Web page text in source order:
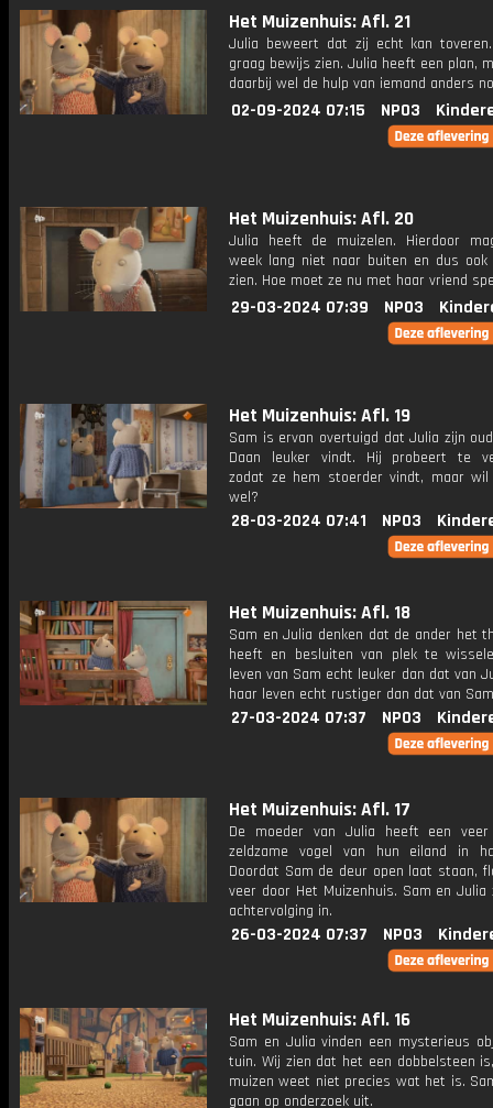
Het Muizenhuis: Afl. 21
Julia beweert dat zij echt kan
graag bewijs zien. Julia heeft een plan,
daarbij wel de hulp van iemand anders
02-09-2024 07:15 NPO3
Het Muizenhuis: Afl. 20
Julia heeft de muizelen. Hierdoor
week lang niet naar buiten en dus ook
zien. Hoe moet ze nu met haar vriend
29-03-2024 07:39 NPO3
Het Muizenhuis: Afl. 19
Sam is ervan overtuigd dat Julia zijn
Daan leuker vindt. Hij probeert te
zodat ze hem stoerder vindt, maar
wel?
28-03-2024 07:41 NPO3
Het Muizenhuis: Afl. 18
Sam en Julia denken dat de ander het
heeft en besluiten van plek te
leven van Sam echt leuker dan dat van
haar leven echt rustiger dan dat van
27-03-2024 07:37 NPO3
Het Muizenhuis: Afl. 17
De moeder van Julia heeft een
zeldzame vogel van hun eiland in
Doordat Sam de deur open laat staan,
veer door Het Muizenhuis. Sam en
achtervolging in.
26-03-2024 07:37 NPO3
Het Muizenhuis: Afl. 16
Sam en Julia vinden een mysterieus
tuin. Wij zien dat het een dobbelsteen
muizen weet niet precies wat het is.
gaan op onderzoek uit.